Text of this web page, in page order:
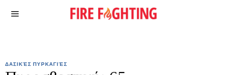
ΔΑΣΙΚΈΣ ΠΥΡΚΑΓΙΈΣ